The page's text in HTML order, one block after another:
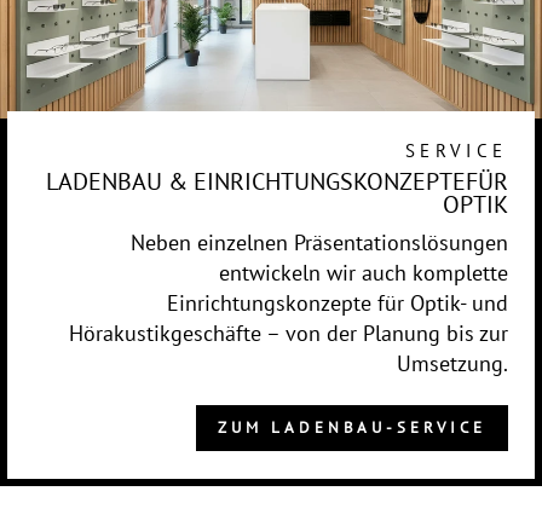
SERVICE
LADENBAU & EINRICHTUNGSKONZEPTEFÜR
OPTIK
Neben einzelnen Präsentationslösungen
entwickeln wir auch komplette
Einrichtungskonzepte für Optik- und
Hörakustikgeschäfte – von der Planung bis zur
Umsetzung.
ZUM LADENBAU-SERVICE